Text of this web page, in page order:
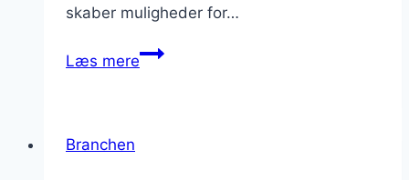
skaber muligheder for…
Læs mereBoligbyggeri
Branchen